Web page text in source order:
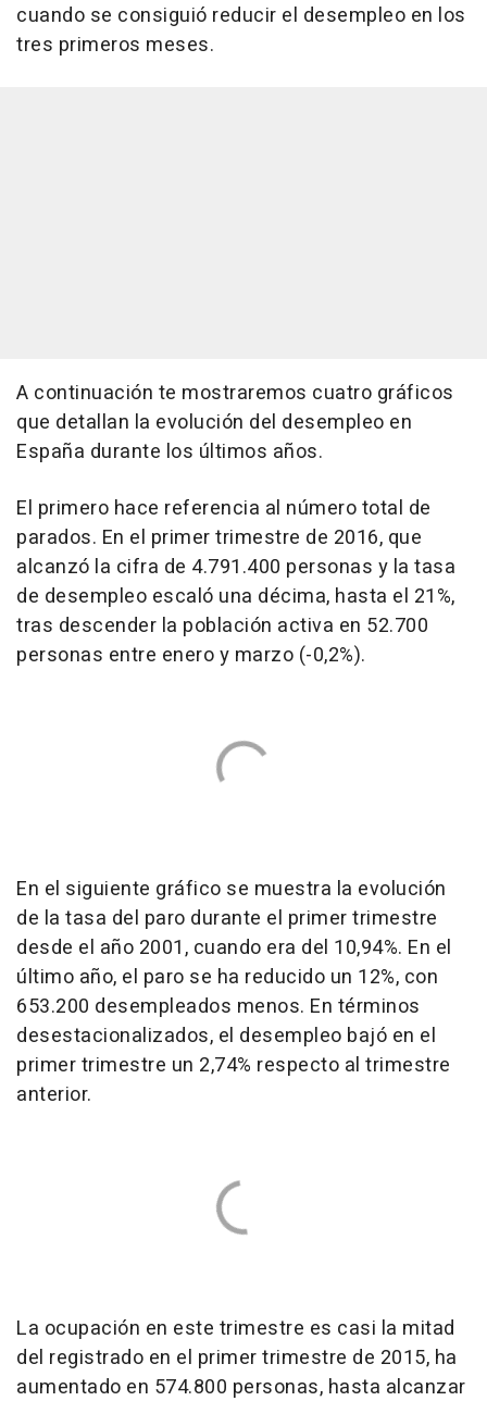
cuando se consiguió reducir el desempleo en los
tres primeros meses.
A continuación te mostraremos cuatro gráficos
que detallan la evolución del desempleo en
España durante los últimos años.
El primero hace referencia al número total de
parados. En el primer trimestre de 2016, que
alcanzó la cifra de 4.791.400 personas y la tasa
de desempleo escaló una décima, hasta el 21%,
tras descender la población activa en 52.700
personas entre enero y marzo (-0,2%).
En el siguiente gráfico se muestra la evolución
de la tasa del paro durante el primer trimestre
desde el año 2001, cuando era del 10,94%. En el
último año, el paro se ha reducido un 12%, con
653.200 desempleados menos. En términos
desestacionalizados, el desempleo bajó en el
primer trimestre un 2,74% respecto al trimestre
anterior.
La ocupación en este trimestre es casi la mitad
del registrado en el primer trimestre de 2015, ha
aumentado en 574.800 personas, hasta alcanzar